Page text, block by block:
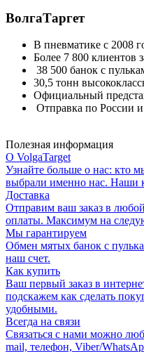
ВолгаТаргет
В пневматике с 2008
Более 7 800 клиентов
38 500 банок с
30,5 тонн
Официальный
Отправка по России
Полезная информация
О VolgaTarget
Узнайте больше о нас: кто
выбрали именно нас. Наши
Доставка
Отправим ваш заказ в
оплаты. Максимум на
Мы гарантируем
Обмен мятых банок с
наш счет.
Как купить
Ваш первый заказ в
подскажем как сделать
удобными.
Всегда на связи
Связаться с нами можно
mail, телефон, Viber/